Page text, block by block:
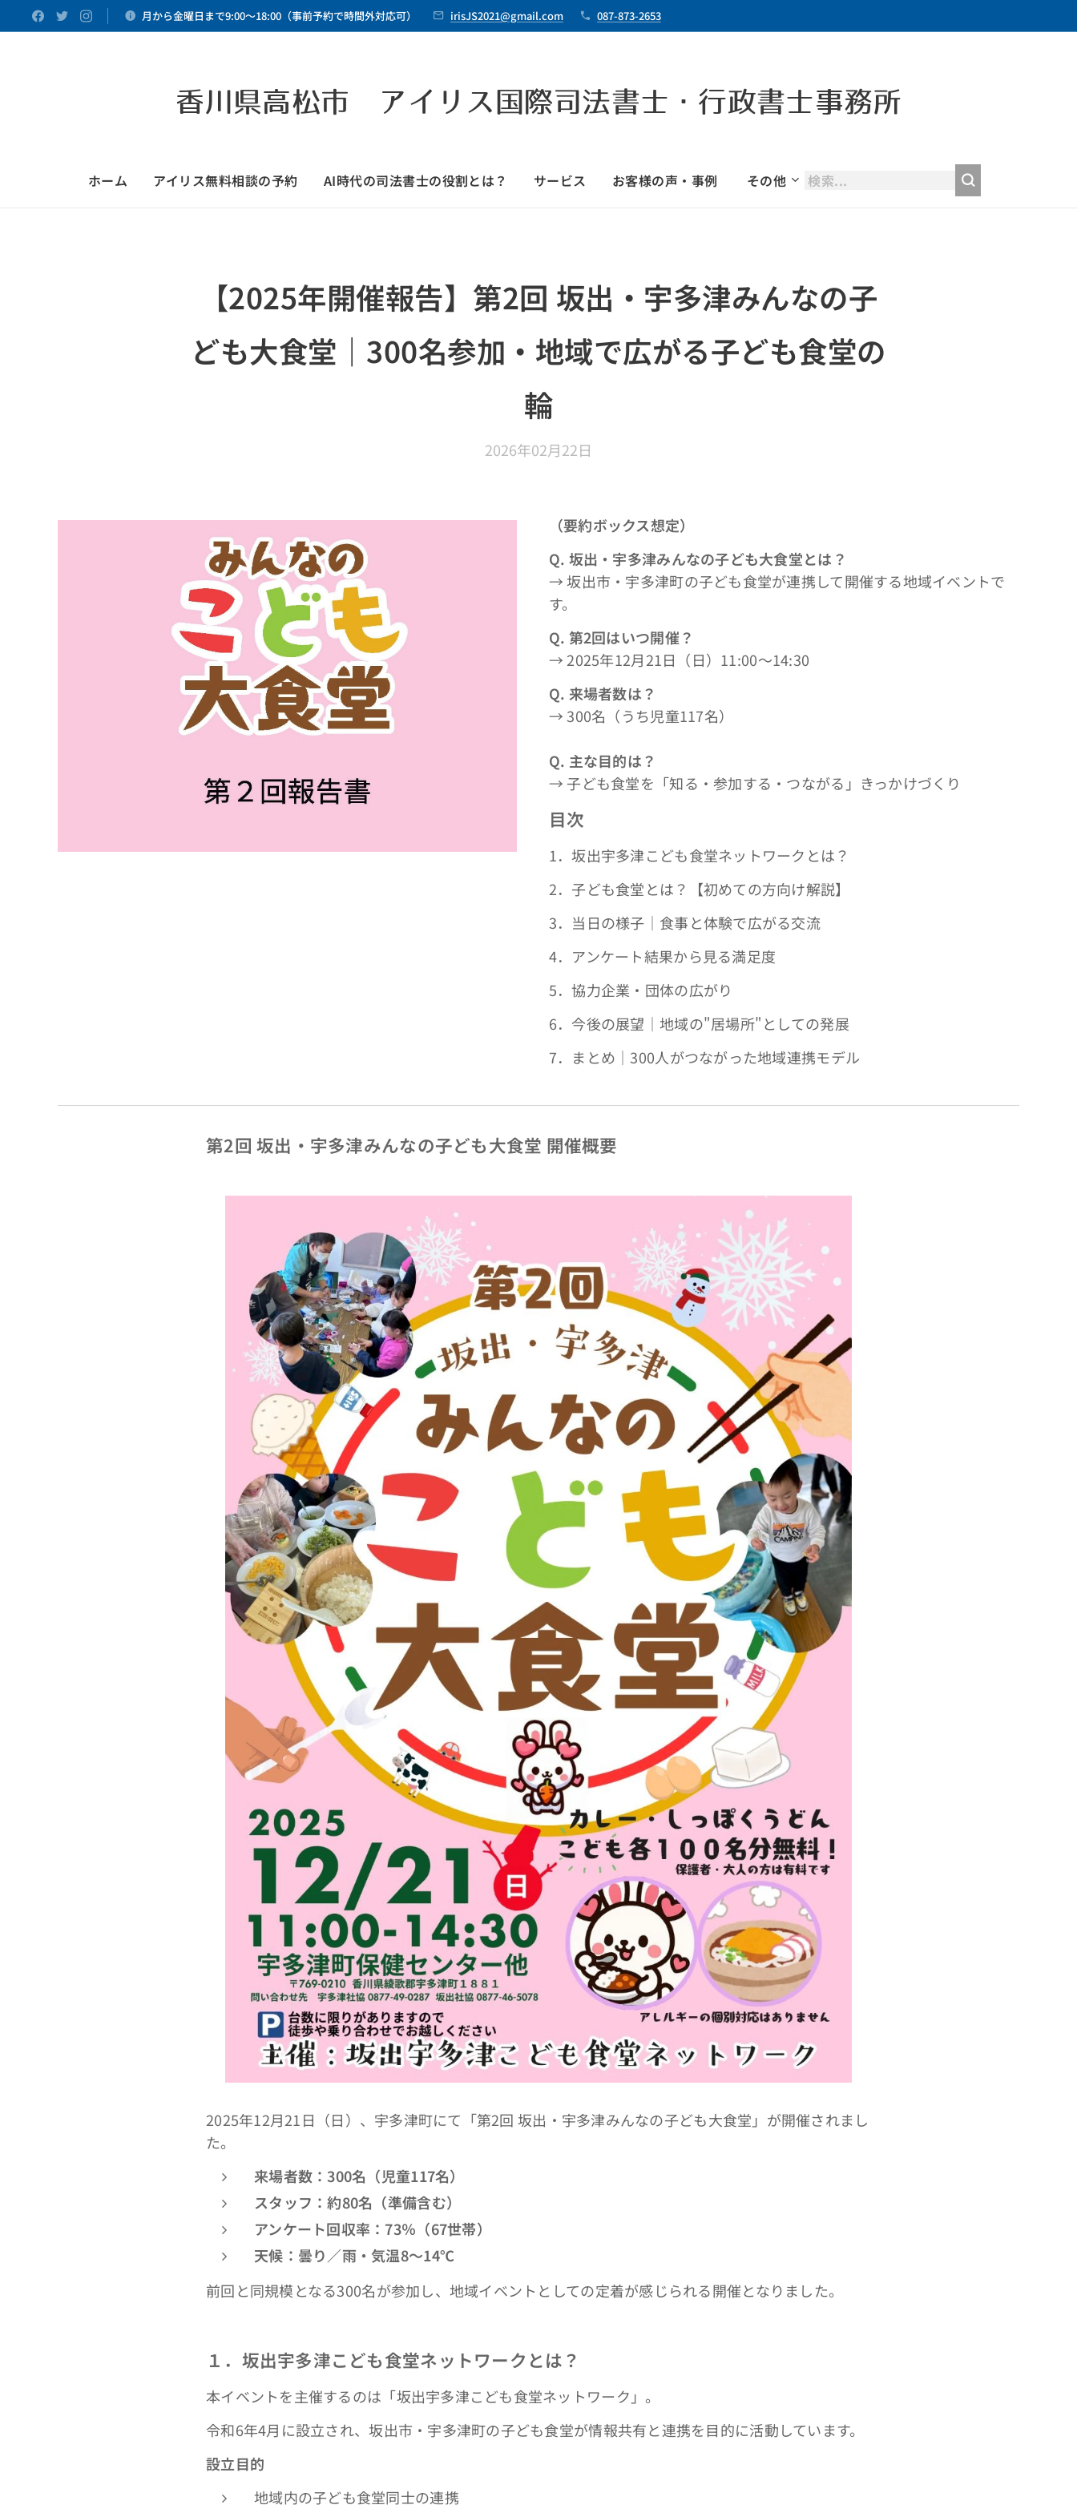
月から金曜日まで9:00～18:00（事前予約で時間外対応可） irisJS2021@gmail.com 087-873-2653
香川県高松市 アイリス国際司法書士・行政書士事務所
ホーム アイリス無料相談の予約 AI時代の司法書士の役割とは？ サービス お客様の声・事例 その他
【2025年開催報告】第2回 坂出・宇多津みんなの子
ども大食堂｜300名参加・地域で広がる子ども食堂の
輪
2026年02月22日
（要約ボックス想定）
Q. 坂出・宇多津みんなの子ども大食堂とは？
→ 坂出市・宇多津町の子ども食堂が連携して開催する地域イベントで
す。
Q. 第2回はいつ開催？
→ 2025年12月21日（日）11:00～14:30
Q. 来場者数は？
→ 300名（うち児童117名）
Q. 主な目的は？
→ 子ども食堂を「知る・参加する・つながる」きっかけづくり
目次
1．坂出宇多津こども食堂ネットワークとは？
2．子ども食堂とは？【初めての方向け解説】
3．当日の様子｜食事と体験で広がる交流
4．アンケート結果から見る満足度
5．協力企業・団体の広がり
6．今後の展望｜地域の"居場所"としての発展
7．まとめ｜300人がつながった地域連携モデル
第2回 坂出・宇多津みんなの子ども大食堂 開催概要
2025年12月21日（日）、宇多津町にて「第2回 坂出・宇多津みんなの子ども大食堂」が開催されまし
た。
来場者数：300名（児童117名）
スタッフ：約80名（準備含む）
アンケート回収率：73％（67世帯）
天候：曇り／雨・気温8～14℃
前回と同規模となる300名が参加し、地域イベントとしての定着が感じられる開催となりました。
１．坂出宇多津こども食堂ネットワークとは？
本イベントを主催するのは「坂出宇多津こども食堂ネットワーク」。
令和6年4月に設立され、坂出市・宇多津町の子ども食堂が情報共有と連携を目的に活動しています。
設立目的
地域内の子ども食堂同士の連携